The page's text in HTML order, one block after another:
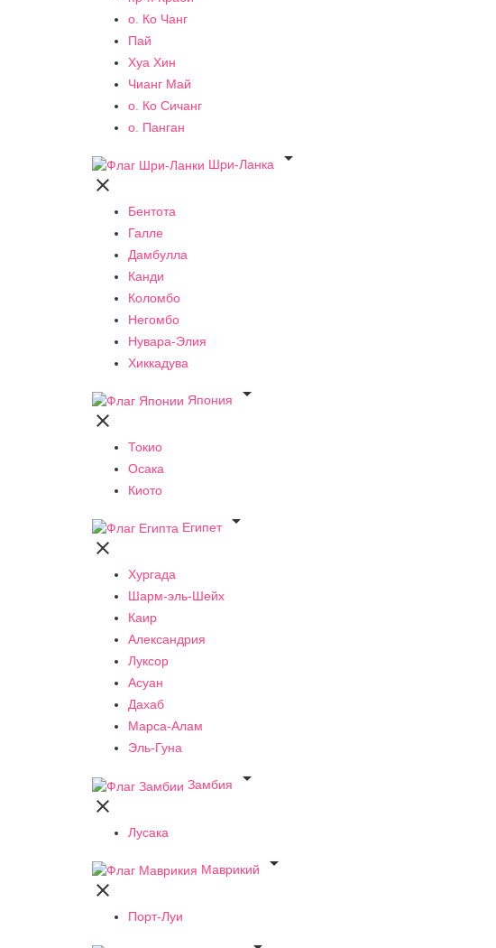
о. Ко Чанг
Пай
Хуа Хин
Чианг Май
о. Ко Сичанг
о. Панган
Шри-Ланка


Бентота
Галле
Дамбулла
Канди
Коломбо
Негомбо
Нувара-Элия
Хиккадува
Япония


Токио
Осака
Киото
Египет


Хургада
Шарм-эль-Шейх
Каир
Александрия
Луксор
Асуан
Дахаб
Марса-Алам
Эль-Гуна
Замбия


Лусака
Маврикий


Порт-Луи